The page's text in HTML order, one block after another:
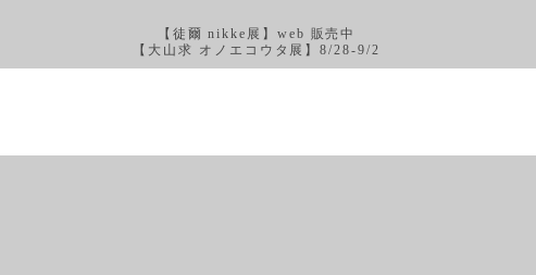
【徒爾 nikke展】web 販売中
【大山求 オノエコウタ展】8/28-9/2